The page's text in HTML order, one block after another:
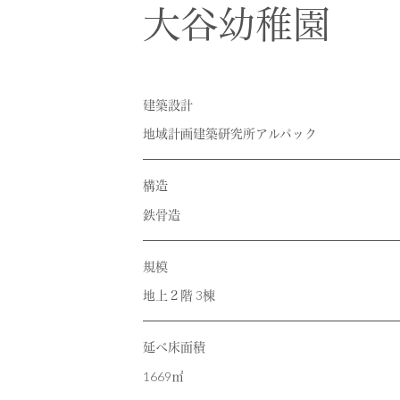
RECRUIT 採用情報
CONTACT
大谷幼稚園
建築設計
地域計画建築研究所アルパック
構造
鉄骨造
規模
地上２階 3棟
延べ床面積
1669㎡